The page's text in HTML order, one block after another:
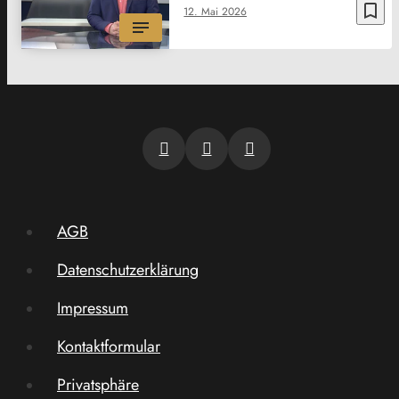
bookmark_border
12. Mai 2026
AGB
Datenschutzerklärung
Impressum
Kontaktformular
Privatsphäre